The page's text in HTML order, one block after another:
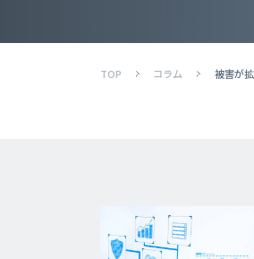
TOP コラム 被害が